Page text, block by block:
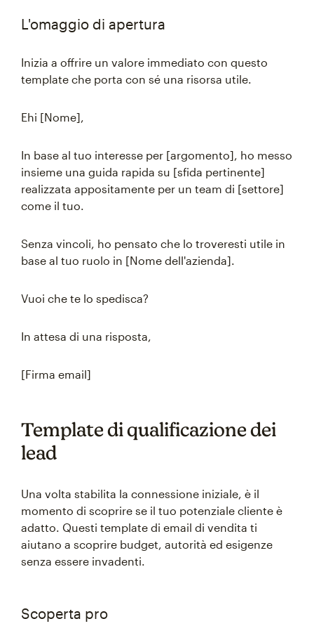
L'omaggio di apertura
Inizia a offrire un valore immediato con questo
template che porta con sé una risorsa utile.
Ehi [Nome],
In base al tuo interesse per [argomento], ho messo
insieme una guida rapida su [sfida pertinente]
realizzata appositamente per un team di [settore]
come il tuo.
Senza vincoli, ho pensato che lo troveresti utile in
base al tuo ruolo in [Nome dell'azienda].
Vuoi che te lo spedisca?
In attesa di una risposta,
[Firma email]
Template di qualificazione dei
lead
Una volta stabilita la connessione iniziale, è il
momento di scoprire se il tuo potenziale cliente è
adatto. Questi template di email di vendita ti
aiutano a scoprire budget, autorità ed esigenze
senza essere invadenti.
Scoperta pro